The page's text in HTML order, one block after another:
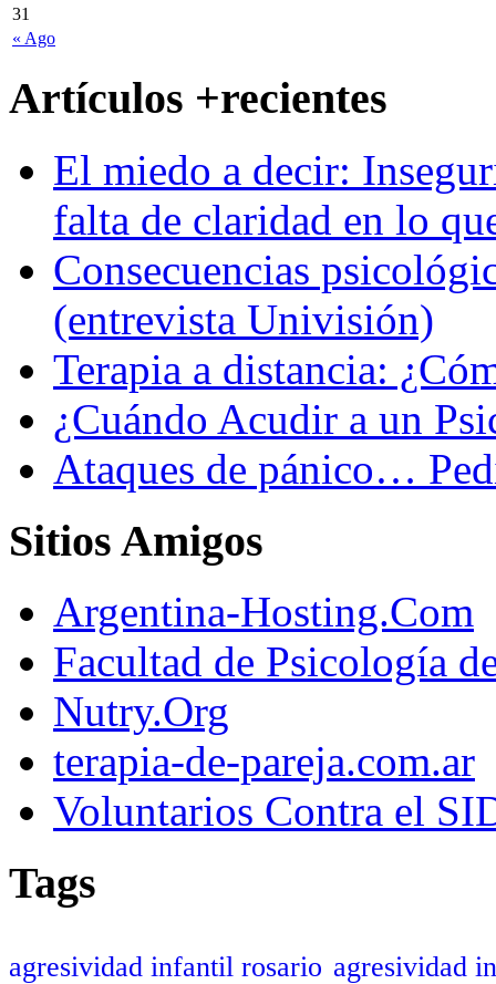
« Ago
31
Artículos +recientes
El miedo a decir:
falta de claridad en lo
Consecuencias
(entrevista Univisión)
Terapia a distancia:
¿Cuándo Acudir a un
Ataques de pánico…
Sitios Amigos
Argentina-Hosting.Com
Facultad de Psicología
Nutry.Org
terapia-de-pareja.com.ar
Voluntarios Contra el
Tags
agresividad infantil rosario agresividad